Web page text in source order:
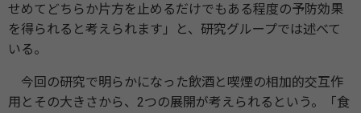
せめてどちらか片方を止めるだけでもある程度の予防効果
を得られると考えられます」と、研究グループでは述べて
いる。
今回の研究で明らかになった飲酒と喫煙の相加的交互作
用とその大きさから、2つの展開が考えられるという。「食